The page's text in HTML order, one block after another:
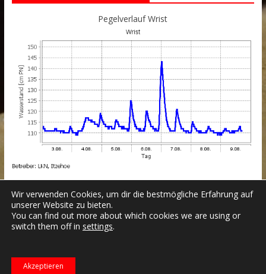
Pegelverlauf Wrist
Datenschutzerklärung
Wir verwenden Cookies, um dir die bestmögliche Erfahrung auf
unserer Website zu bieten.
You can find out more about which cookies we are using or
switch them off in settings.
Akzeptieren